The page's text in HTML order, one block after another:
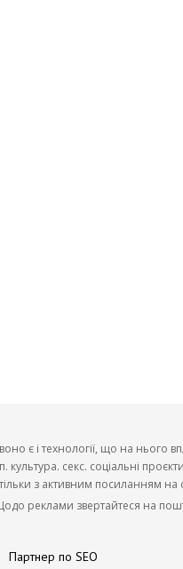
є і технології, що на нього
культура. секс. соціальні
з активним посиланням на
реклами звертайтеся на
Партнер по SEO